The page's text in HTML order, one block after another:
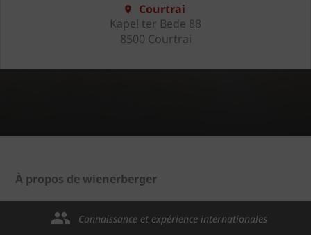
Courtrai
Kapel ter Bede 88
8500 Courtrai
À propos de wienerberger
Connaissance et expérience internationales